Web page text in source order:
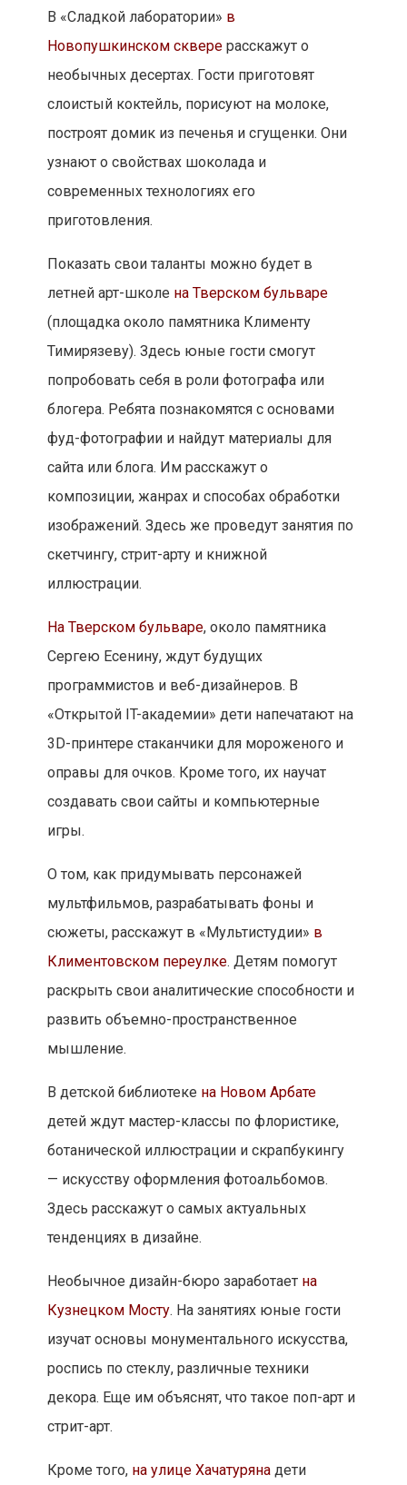
В «Сладкой лаборатории» в
Новопушкинском скверерасскажут о
необычных десертах. Гости приготовят
слоистый коктейль, порисуют на молоке,
построят домик из печенья и сгущенки. Они
узнают о свойствах шоколада и
современных технологиях его
приготовления.
Показать свои таланты можно будет в
летней арт-школе на Тверском бульваре
(площадка около памятника Клименту
Тимирязеву). Здесь юные гости смогут
попробовать себя в роли фотографа или
блогера. Ребята познакомятся с основами
фуд-фотографии и найдут материалы для
сайта или блога. Им расскажут о
композиции, жанрах и способах обработки
изображений. Здесь же проведут занятия по
скетчингу, стрит-арту и книжной
иллюстрации.
На Тверском бульваре, около памятника
Сергею Есенину, ждут будущих
программистов и веб-дизайнеров. В
«Открытой IT-академии» дети напечатают на
3D-принтере стаканчики для мороженого и
оправы для очков. Кроме того, их научат
создавать свои сайты и компьютерные
игры.
О том, как придумывать персонажей
мультфильмов, разрабатывать фоны и
сюжеты, расскажут в «Мультистудии» в
Климентовском переулке. Детям помогут
раскрыть свои аналитические способности и
развить объемно-пространственное
мышление.
В детской библиотеке на Новом Арбате
детей ждут мастер-классы по флористике,
ботанической иллюстрации и скрапбукингу
— искусству оформления фотоальбомов.
Здесь расскажут о самых актуальных
тенденциях в дизайне.
Необычное дизайн-бюро заработает на
Кузнецком Мосту. На занятиях юные гости
изучат основы монументального искусства,
роспись по стеклу, различные техники
декора. Еще им объяснят, что такое поп-арт и
стрит-арт.
Кроме того, на улице Хачатурянадети